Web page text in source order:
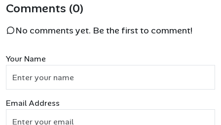
Comments (0)
No comments yet. Be the first to comment!
Your Name
Email Address